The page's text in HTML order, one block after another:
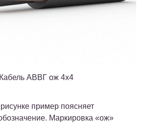
Кабель АВВГ ож 4х4
пример поясняет
Маркировка «ож»